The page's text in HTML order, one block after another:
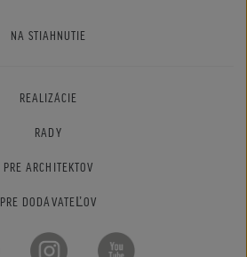
NA STIAHNUTIE
REALIZÁCIE
RADY
PRE ARCHITEKTOV
PRE DODÁVATEĽOV